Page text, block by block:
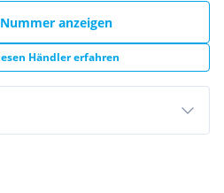
anzeigen
Händler erfahren